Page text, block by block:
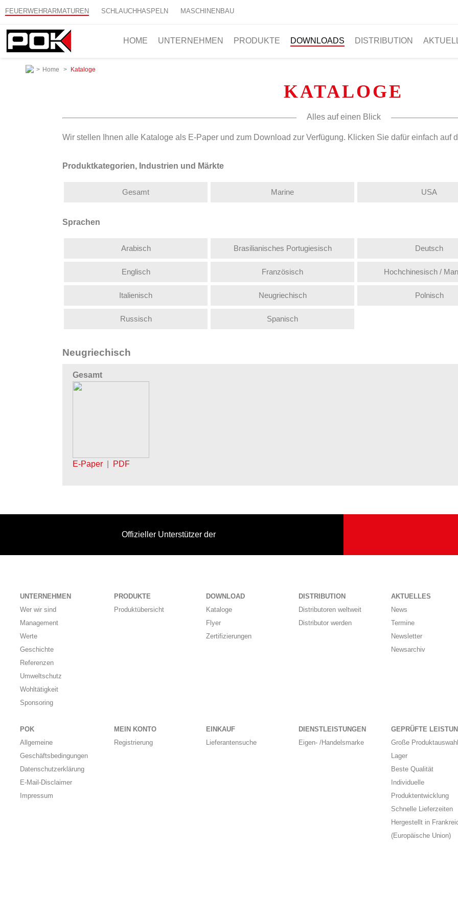
FEUERWEHRARMATUREN SCHLAUCHHASPELN MASCHINENBAU
HOME UNTERNEHMEN PRODUKTE DOWNLOADS DISTRIBUTION
> Home > Kataloge
KATALOGE
Alles auf einen Blick
Wir stellen Ihnen alle Kataloge als E-Paper und zum Download zur Verfügung. Klicken Sie dafür einfach auf
Produktkategorien, Industrien und Märkte
Gesamt Marine USA
Sprachen
Arabisch Brasilianisches Portugiesisch Deutsch
Englisch Französisch Hochchinesisch /
Italienisch Neugriechisch Polnisch
Russisch Spanisch
Neugriechisch
Gesamt
E-Paper PDF
Offizieller Unterstützer der
UNTERNEHMEN
Wer wir sind
Management
Werte
Geschichte
Referenzen
Umweltschutz
Wohltätigkeit
Sponsoring
PRODUKTE
Produktübersicht
DOWNLOAD
Kataloge
Flyer
Zertifizierungen
DISTRIBUTION
Distributoren weltweit
Distributor werden
AKTUELLES
News
Termine
Newsletter
Newsarchiv
POK
Allgemeine
Geschäftsbedingungen
Datenschutzerklärung
E-Mail-Disclaimer
Impressum
MEIN KONTO
Registrierung
EINKAUF
Lieferantensuche
DIENSTLEISTUNGEN
Eigen- /Handelsmarke
GEPRÜFTE
Große
Lager
Beste Qualität
Individuelle
Produktentwicklung
Schnelle Lieferzeiten
Hergestellt in
(Europäische Union)